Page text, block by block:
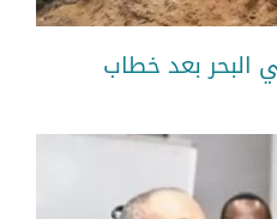
البحر بعد خطاب